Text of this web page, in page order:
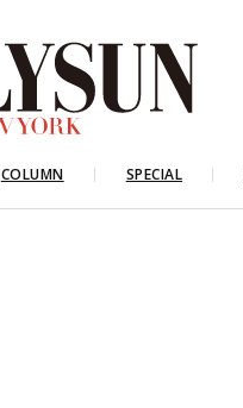
COLUMN SPECIAL